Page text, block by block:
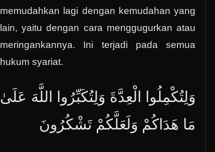
memudahkan lagi dengan kemudahan yang
lain, yaitu dengan cara menggugurkan atau
meringankannya. Ini terjadi pada semua
hukum syariat.
وَلِتُكْمِلُوا الْعِدَّةَ وَلِتُكَبِّرُوا اللَّهَ عَلَىٰ
مَا هَدَاكُمْ وَلَعَلَّكُمْ تَشْكُرُونَ